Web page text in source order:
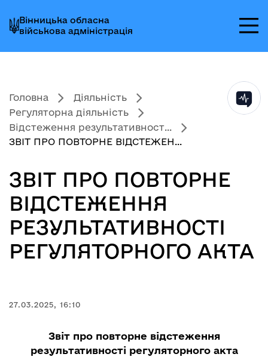
до
головного
меню
до
головного
вмісту
до
головного
колонтитула
Вінницька обласна
військова адміністрація
Головна
Діяльність
Регуляторна діяльність
Відстеження результативност...
ЗВІТ ПРО ПОВТОРНЕ ВІДСТЕЖЕН...
ЗВІТ ПРО ПОВТОРНЕ
ВІДСТЕЖЕННЯ
РЕЗУЛЬТАТИВНОСТІ
РЕГУЛЯТОРНОГО АКТА
27.03.2025, 16:10
Звіт про повторне відстеження
результативності регуляторного акта